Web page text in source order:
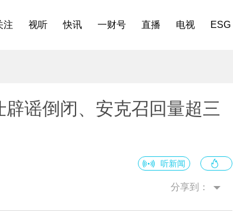
注 视听 快讯 一财号 直播 电视 ESG
谣倒闭、安克召回量超三
听新闻
分享到：